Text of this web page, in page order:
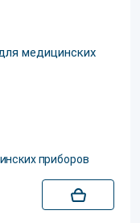
приборов